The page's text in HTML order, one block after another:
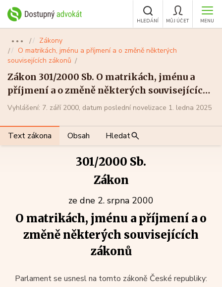
MENU
MŮJ ÚČET
HLEDÁNÍ
●●●
Zákony
O matrikách, jménu a příjmení a o změně některých
souvisejících zákonů
Zákon 301/2000 Sb. O matrikách, jménu a
příjmení a o změně některých souvisejících
zákonů
Vyhlášení: 7. září 2000, datum poslední novelizace 1. ledna 2025
Text zákona Obsah Hledat
301/2000 Sb.
Zákon
ze dne 2. srpna 2000
O matrikách, jménu a příjmení a o
změně některých souvisejících
zákonů
Parlament se usnesl na tomto zákoně České republiky: